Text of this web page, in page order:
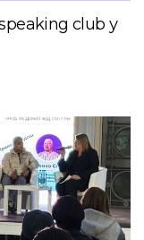
club у